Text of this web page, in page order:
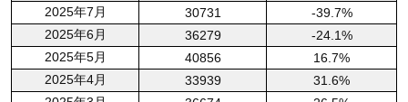
2025年7月
30731
-39.7%
2025年6月
36279
-24.1%
2025年5月
40856
16.7%
2025年4月
33939
31.6%